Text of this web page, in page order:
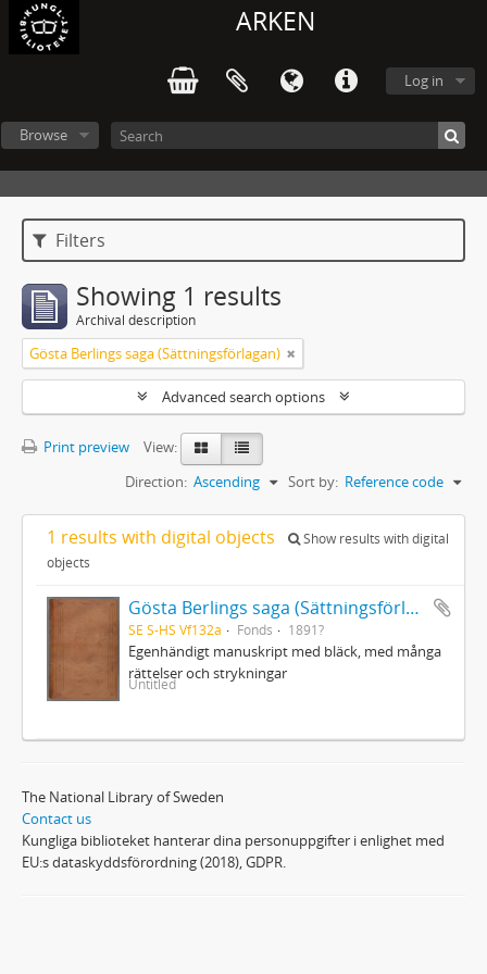
ARKEN
Log in
Browse
Filters
Showing 1 results
Archival description
Gösta Berlings saga (Sättningsförlagan)
Advanced search options
Print preview
View:
Sort by: Reference code
Direction: Ascending
1 results with digital objects
Show results with digital
objects
Gösta Berlings saga (Sättningsförlagan)
SE S-HS Vf132a Fonds 1891?
Egenhändigt manuskript med bläck, med många
rättelser och strykningar
Untitled
The National Library of Sweden
Contact us
Kungliga biblioteket hanterar dina personuppgifter i enlighet med
EU:s dataskyddsförordning (2018), GDPR.